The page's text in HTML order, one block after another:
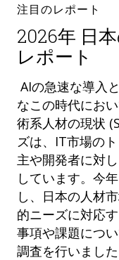
注目のレポート
2026年 日
レポート
AIの急速な導入
なこの時代にお
術系人材の現状
ズは、IT市場の
主や開発者に対
しています。今
し、日本の人材
的ニーズに対応
事項や課題につ
調査を行いました